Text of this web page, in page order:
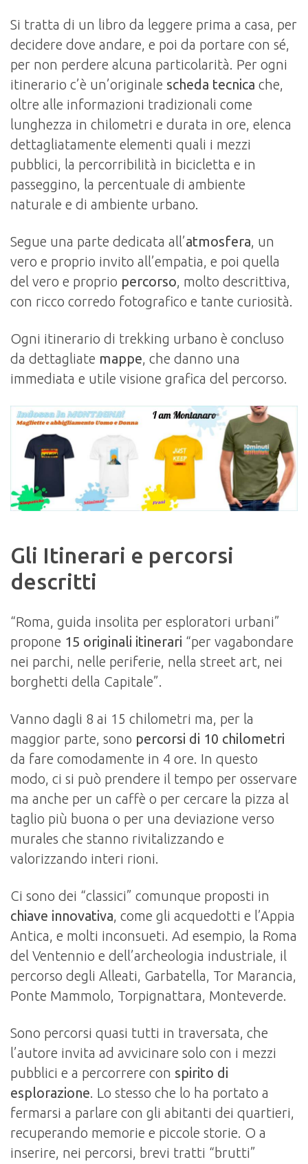
Si tratta di un libro da leggere prima a casa, per
decidere dove andare, e poi da portare con sé,
per non perdere alcuna particolarità. Per ogni
itinerario c’è un’originale scheda tecnica che,
oltre alle informazioni tradizionali come
lunghezza in chilometri e durata in ore, elenca
dettagliatamente elementi quali i mezzi
pubblici, la percorribilità in bicicletta e in
passeggino, la percentuale di ambiente
naturale e di ambiente urbano.
Segue una parte dedicata all’atmosfera, un
vero e proprio invito all’empatia, e poi quella
del vero e proprio percorso, molto descrittiva,
con ricco corredo fotografico e tante curiosità.
Ogni itinerario di trekking urbano è concluso
da dettagliate mappe, che danno una
immediata e utile visione grafica del percorso.
Gli Itinerari e percorsi
descritti
“Roma, guida insolita per esploratori urbani”
propone 15 originali itinerari “per vagabondare
nei parchi, nelle periferie, nella street art, nei
borghetti della Capitale”.
Vanno dagli 8 ai 15 chilometri ma, per la
maggior parte, sono percorsi di 10 chilometri
da fare comodamente in 4 ore. In questo
modo, ci si può prendere il tempo per osservare
ma anche per un caffè o per cercare la pizza al
taglio più buona o per una deviazione verso
murales che stanno rivitalizzando e
valorizzando interi rioni.
Ci sono dei “classici” comunque proposti in
chiave innovativa, come gli acquedotti e l’Appia
Antica, e molti inconsueti. Ad esempio, la Roma
del Ventennio e dell’archeologia industriale, il
percorso degli Alleati, Garbatella, Tor Marancia,
Ponte Mammolo, Torpignattara, Monteverde.
Sono percorsi quasi tutti in traversata, che
l’autore invita ad avvicinare solo con i mezzi
pubblici e a percorrere con spirito di
esplorazione. Lo stesso che lo ha portato a
fermarsi a parlare con gli abitanti dei quartieri,
recuperando memorie e piccole storie. O a
inserire, nei percorsi, brevi tratti “brutti”